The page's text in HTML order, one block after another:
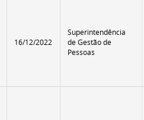
16/12/2022
Superintendência
de Gestão de
Pessoas